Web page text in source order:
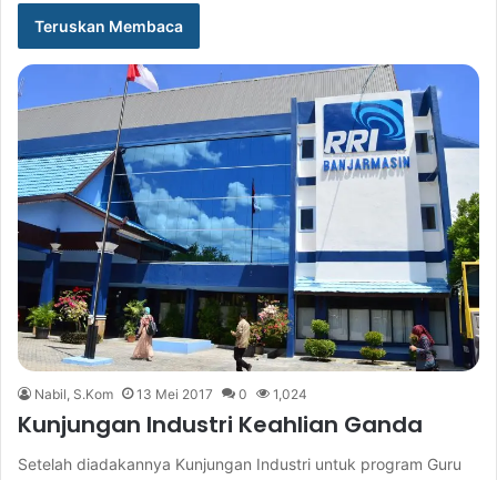
Teruskan Membaca
Nabil, S.Kom 13 Mei 2017 0 1,024
Kunjungan Industri Keahlian Ganda
Setelah diadakannya Kunjungan Industri untuk program Guru